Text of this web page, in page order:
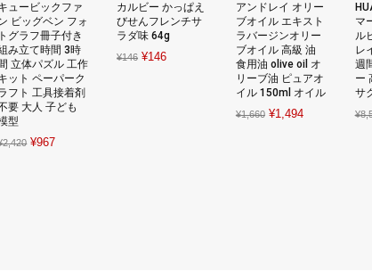
ュービックファ
ビッグベン フォ
トグラフ冊子付き
み立て時間 3時
立体パズル 工作
ット ペーパーク
フト 工具接着剤
要 大人 子ども
型
2,420 Original
¥967Current
カルビー かっぱえ
びせんフレンチサ
ラダ味 64g
¥146 Original
¥146Current
アンドレイ オリー
ブオイル エキスト
ラバージンオリー
ブオイル 高級 油
食用油 olive oil オ
リーブ油 ピュアオ
イル 150ml オイル
¥1,660 Original
¥1,494Current
マ
ル
レ
週
ー
サ
¥